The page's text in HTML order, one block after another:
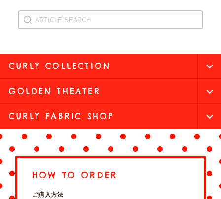
CURLY COLLECTION
GOLDEN THEATER
CURLY FABRIC SHOP
HOW TO ORDER
ご購入方法